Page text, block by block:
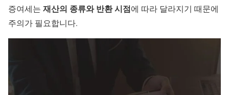
증여세는 재산의 종류와 반환 시점에 따라 달라지기 때문에
주의가 필요합니다.